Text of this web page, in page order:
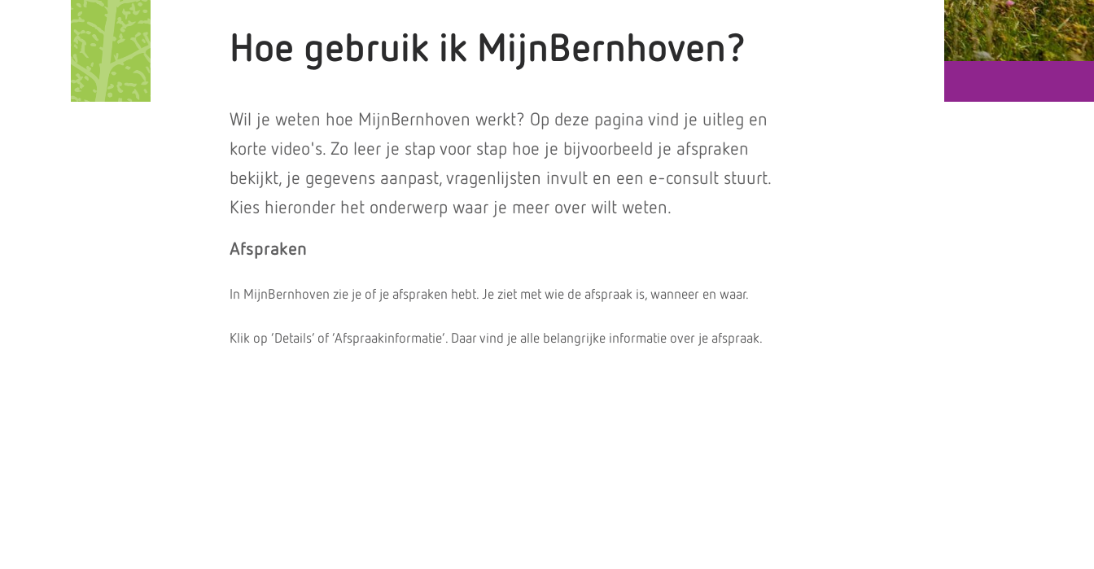
Hoe gebruik ik MijnBernhoven?
Wil je weten hoe MijnBernhoven werkt? Op deze pagina vind je uitleg en
korte video's. Zo leer je stap voor stap hoe je bijvoorbeeld je afspraken
bekijkt, je gegevens aanpast, vragenlijsten invult en een e-consult stuurt.
Kies hieronder het onderwerp waar je meer over wilt weten.
Afspraken
In MijnBernhoven zie je of je afspraken hebt. Je ziet met wie de afspraak is, wanneer en waar.
Klik op ‘Details’ of ‘Afspraakinformatie’. Daar vind je alle belangrijke informatie over je afspraak.